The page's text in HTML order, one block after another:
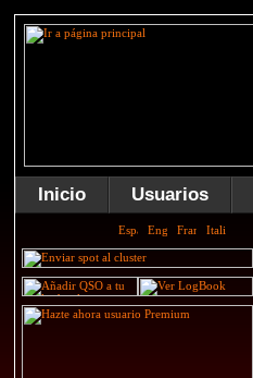
Inicio Usuarios